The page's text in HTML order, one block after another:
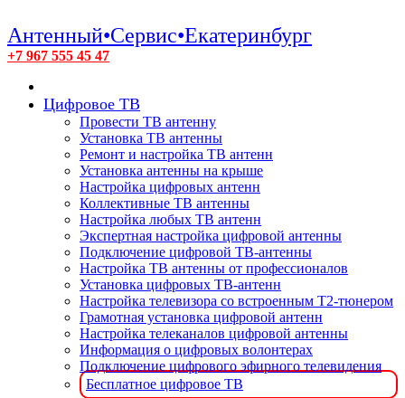
Антенный•Сервис•Екатеринбург
+7 967 555 45 47
Цифровое ТВ
Провести ТВ антенну
Установка ТВ антенны
Ремонт и настройка ТВ антенн
Установка антенны на крыше
Настройка цифровых антенн
Коллективные ТВ антенны
Настройка любых ТВ антенн
Экспертная настройка цифровой антенны
Подключение цифровой ТВ-антенны
Настройка ТВ антенны от профессионалов
Установка цифровых ТВ-антенн
Настройка телевизора со встроенным T2-тюнером
Грамотная установка цифровой антенн
Настройка телеканалов цифровой антенны
Информация о цифровых волонтерах
Подключение цифрового эфирного телевидения
Бесплатное цифровое ТВ